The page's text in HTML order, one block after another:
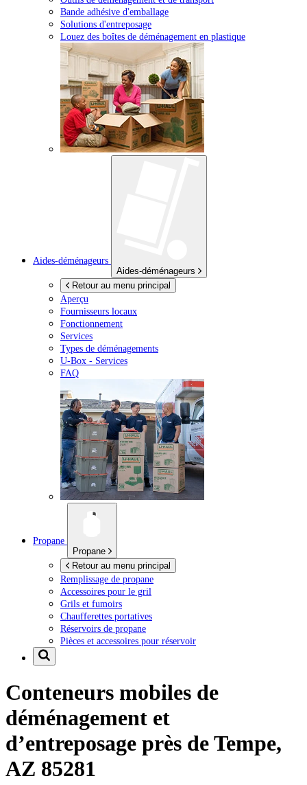
Bande adhésive d'emballage
Solutions d'entreposage
Louez des boîtes de déménagement en plastique
Aides-déménageurs
Aides-déménageurs
Retour au menu principal
Aperçu
Fournisseurs locaux
Fonctionnement
Services
Types de déménagements
U-Box - Services
FAQ
Propane
Propane
Retour au menu principal
Remplissage de propane
Accessoires pour le gril
Grils et fumoirs
Chaufferettes portatives
Réservoirs de propane
Pièces et accessoires pour réservoir
Conteneurs mobiles de
déménagement et
d’entreposage près deTempe,
AZ 85281